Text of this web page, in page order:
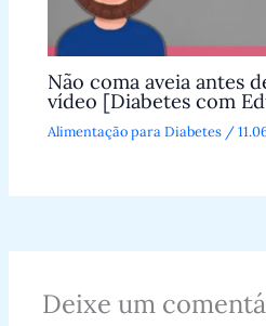
Não coma aveia antes
vídeo [Diabetes com
Alimentação para Diabetes /
Deixe um